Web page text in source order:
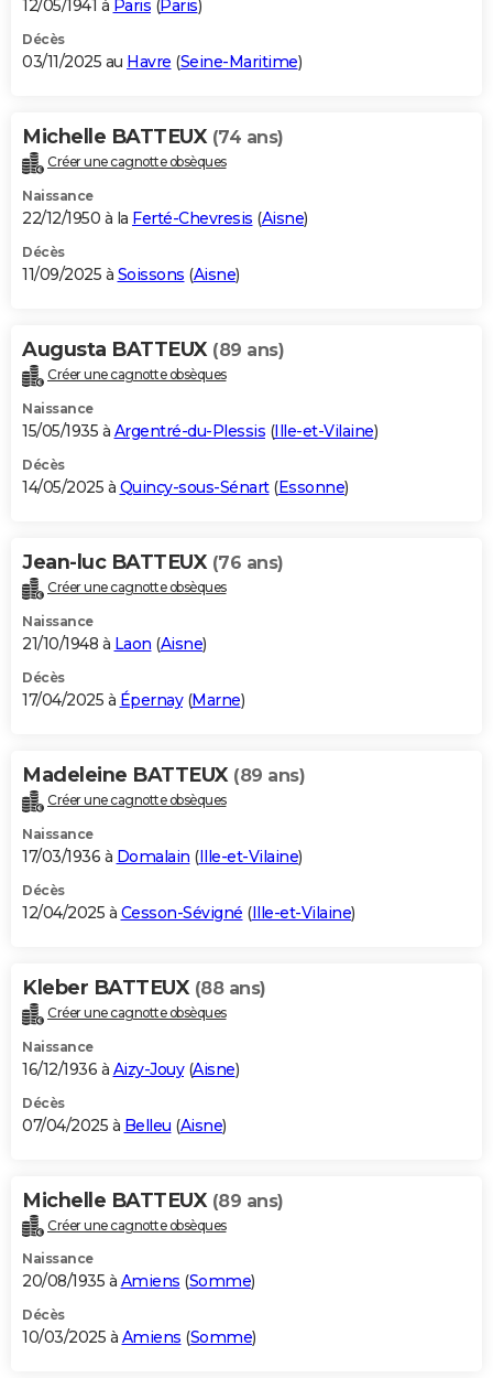
12/05/1941 à Paris (Paris)
Décès
03/11/2025 au Havre (Seine-Maritime)
Michelle BATTEUX (74 ans)
Créer une cagnotte obsèques
Naissance
22/12/1950 à la Ferté-Chevresis (Aisne)
Décès
11/09/2025 à Soissons (Aisne)
Augusta BATTEUX (89 ans)
Créer une cagnotte obsèques
Naissance
15/05/1935 à Argentré-du-Plessis (Ille-et-Vilaine)
Décès
14/05/2025 à Quincy-sous-Sénart(Essonne)
Jean-luc BATTEUX (76 ans)
Créer une cagnotte obsèques
Naissance
21/10/1948 à Laon (Aisne)
Décès
17/04/2025 à Épernay(Marne)
Madeleine BATTEUX (89 ans)
Créer une cagnotte obsèques
Naissance
17/03/1936 à Domalain (Ille-et-Vilaine)
Décès
12/04/2025 à Cesson-Sévigné (Ille-et-Vilaine)
Kleber BATTEUX (88 ans)
Créer une cagnotte obsèques
Naissance
16/12/1936 à Aizy-Jouy(Aisne)
Décès
07/04/2025 à Belleu (Aisne)
Michelle BATTEUX (89 ans)
Créer une cagnotte obsèques
Naissance
20/08/1935 à Amiens (Somme)
Décès
10/03/2025 à Amiens (Somme)